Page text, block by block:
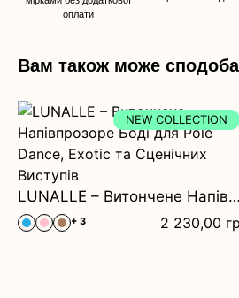
оплати
Вам також може
NEW COLLECTION
LUNALLE – Витончене Напівпрозоре Боді для Pole Dance, Exotic та Сценічних Виступів
+ 3 2 230,00